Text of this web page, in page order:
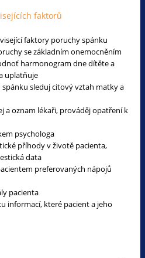
faktorů
faktory poruchy spánku
se základním onemocněním
harmonogram dne dítěte a
uplatňuje
sleduj citový vztah matky a
a oznam lékaři, prováděj opatření k
psychologa
příhody v životě pacienta,
data
preferovaných nápojů
pacienta
informací, které pacient a jeho